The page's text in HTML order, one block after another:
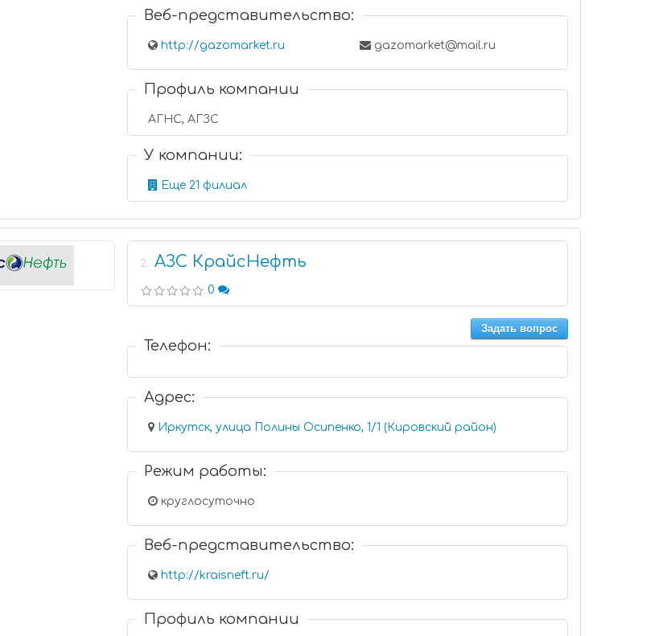
Веб-представительство:
http://gazomarket.ru gazomarket@mail.ru
Профиль компании
АГНС, АГЗС
У компании:
Еще 21 филиал
2 АЗС КрайсНефть
0
Задать вопрос
Телефон:
Адрес:
Иркутск, улица Полины Осипенко, 1/1 (Кировский район)
Режим работы:
круглосуточно
Веб-представительство:
http://kraisneft.ru/
Профиль компании